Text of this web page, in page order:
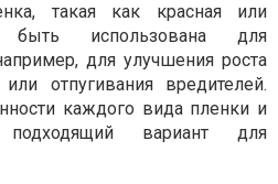
такая как красная или
быть использована для
для улучшения роста
отпугивания вредителей.
каждого вида пленки и
вариант для